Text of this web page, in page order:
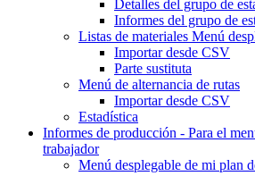
Detalles del grupo de
Informes del grupo de
Listas de materiales Menú
Importar desde CSV
Parte sustituta
Menú de alternancia de rutas
Importar desde CSV
Estadística
Informes de producción - Para el
trabajador
Menú desplegable de mi plan